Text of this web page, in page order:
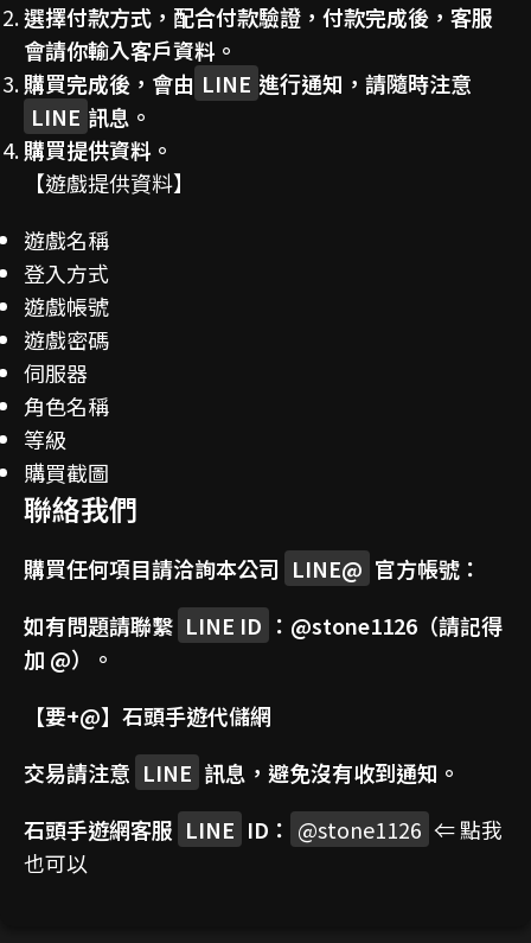
選擇付款方式，配合付款驗證，付款完成後，客服
會請你輸入客戶資料。
購買完成後，會由 LINE 進行通知，請隨時注意
LINE 訊息。
購買提供資料。
【遊戲提供資料】
遊戲名稱
登入方式
遊戲帳號
遊戲密碼
伺服器
角色名稱
等級
購買截圖
聯絡我們
購買任何項目請洽詢本公司 LINE@ 官方帳號：
如有問題請聯繫 LINE ID ： @stone1126 （請記得
加 @）。
【要+@】 石頭手遊代儲網
交易請注意 LINE 訊息，避免沒有收到通知。
石頭手遊網客服 LINE ID： @stone1126 ⇐ 點我
也可以